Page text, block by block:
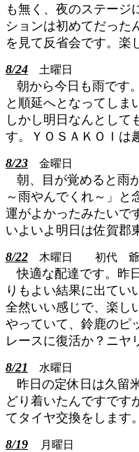
も無く、夜のステージ
ションは初めてだった
を見て反省会です。楽
8/24 土曜日
朝から今日も雨です
と順延へとなってしま
しかし明日なんとし
す。ＹＯＳＡＫＯＩは
8/23 金曜日
朝、目が覚めると雨
～雨やんでくれ～」と
運がよかったみたいで
いよいよ明日は佐賀郡
8/22 木曜日 初代 爺
快適な配達です。昨
りもよい結果に出てい
全然いい感じで、楽し
やっていて、鈴鹿のピ
レースに復活か？ニヤ
8/21
水曜日
昨日の定休日は久留
どり着いたんですです
てタイヤ交換をします
8/19
月曜日